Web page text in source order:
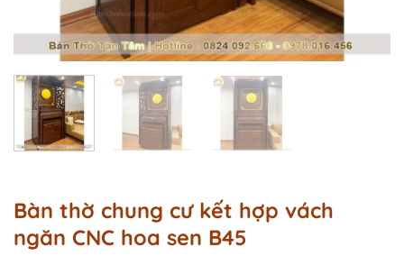
Bàn thờ chung cư kết hợp vách
ngăn CNC hoa sen B45